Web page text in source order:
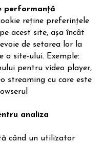
performanță
reține preferințele
acest site, așa încât
de setarea lor la
a site-ului. Exemple:
pentru video player,
streaming cu care este
analiza
când un utilizator